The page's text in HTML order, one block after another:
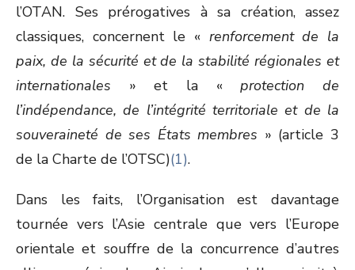
l’OTAN. Ses prérogatives à sa création, assez
classiques, concernent le « renforcement de la
paix, de la sécurité et de la stabilité régionales et
internationales » et la «protection de
l’indépendance, de l’intégrité territoriale et de la
souveraineté de ses États membres » (article 3
de la Charte de l’OTSC)(1).
Dans les faits, l’Organisation est davantage
tournée vers l’Asie centrale que vers l’Europe
orientale et souffre de la concurrence d’autres